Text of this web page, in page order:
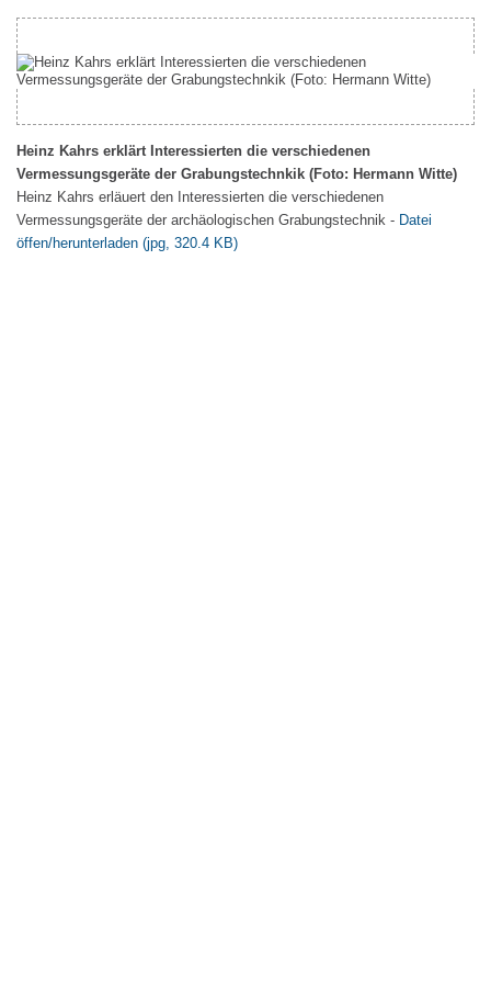
Heinz Kahrs erklärt Interessierten die verschiedenen
Vermessungsgeräte der Grabungstechnkik (Foto: Hermann Witte)
Heinz Kahrs erläuert den Interessierten die verschiedenen
Vermessungsgeräte der archäologischen Grabungstechnik - Datei
öffen/herunterladen (jpg, 320.4 KB)